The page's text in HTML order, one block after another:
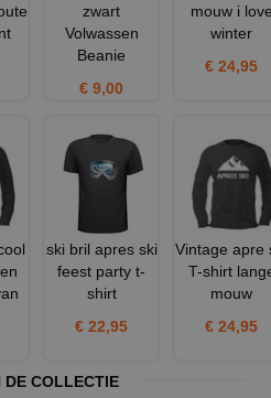
zwart
Volwassen
Beanie
€ 9,00
mouw i
winter
€ 24,95
ski bril apres ski
feest party t-
shirt
€ 22,95
Vintage apre
T-shirt
mouw
€ 24,95
DE COLLECTIE